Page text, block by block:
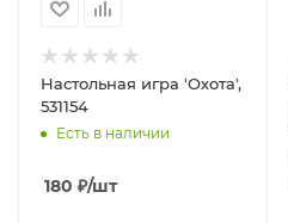
Настольная игра 'Охота',
531154
Есть в наличии
180 ₽/шт